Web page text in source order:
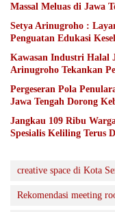
Massal Meluas di Jawa
Setya Arinugroho :
Penguatan Edukasi
Kawasan Industri Halal
Arinugroho Tekankan
Pergeseran Pola
Jawa Tengah Dorong
Jangkau 109 Ribu
Spesialis Keliling Terus
creative space di Kota
Rekomendasi meeting